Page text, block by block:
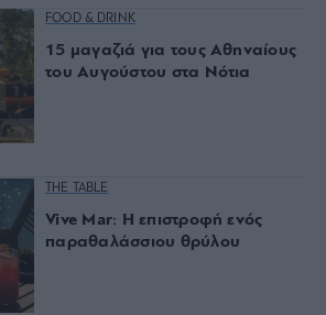
FOOD & DRINK
15 μαγαζιά για τους Αθηναίους
του Αυγούστου στα Νότια
THE TABLE
Vive Mar: Η επιστροφή ενός
παραθαλάσσιου θρύλου